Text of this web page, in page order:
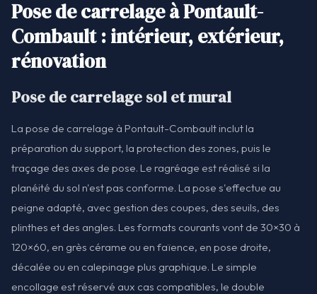
Pose de carrelage à Pontault-
Combault : intérieur, extérieur,
rénovation
Pose de carrelage sol et mural
La pose de carrelage à Pontault-Combault inclut la
préparation du support, la protection des zones, puis le
traçage des axes de pose. Le ragréage est réalisé si la
planéité du sol n'est pas conforme. La pose s'effectue au
peigne adapté, avec gestion des coupes, des seuils, des
plinthes et des angles. Les formats courants vont de 30×30 à
120×60, en grès cérame ou en faïence, en pose droite,
décalée ou en calepinage plus graphique. Le simple
encollage est réservé aux cas compatibles, le double